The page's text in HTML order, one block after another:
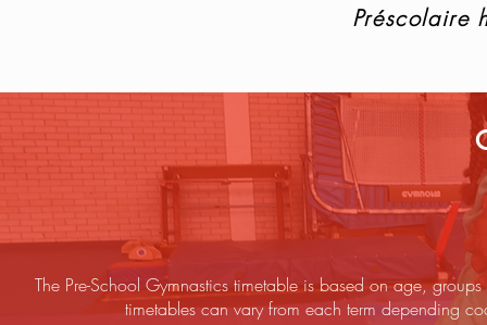
Préscolaire
The Pre-School Gymnastics timetable is based on age,
timetables can vary from each term